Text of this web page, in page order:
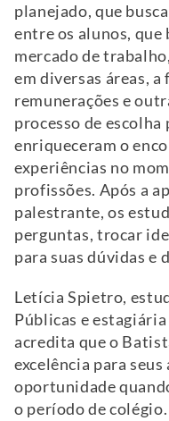
planejado, que
entre os alunos, que
mercado de
em diversas áreas,
remunerações e
processo de
enriqueceram o
experiências no
profissões. Após a
palestrante, os
perguntas, trocar
para suas dúvidas e
Letícia Spietro,
Públicas e estagiária
acredita que o
excelência para
oportunidade
o período de